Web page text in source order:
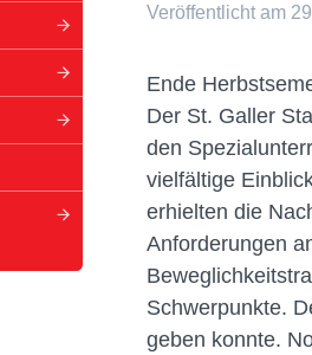
Veröffentlicht am
Ende
Der St. Galler
den
vielfältige
erhielten die
Anforderungen
Schwerpunkte.
geben konnte.